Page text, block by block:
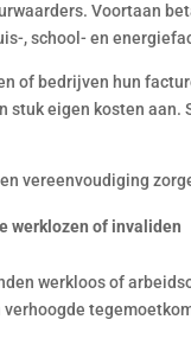
Voortaan
, school- en
of bedrijven hun
stuk eigen kosten aan.
vereenvoudiging
werklozen of invaliden
werkloos of